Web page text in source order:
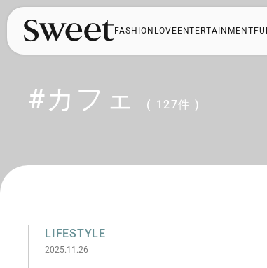
FASHION LOVE ENTERTAINMENT
#カフェ ( 127件 )
LIFESTYLE
2025.11.26